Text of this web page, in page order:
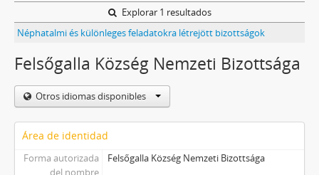
Explorar 1 resultados
Néphatalmi és különleges feladatokra létrejött bizottságok
Felsőgalla Község Nemzeti Bizottsága
Otros idiomas disponibles
Área de identidad
Forma autorizada
del nombre
Felsőgalla Község Nemzeti Bizottsága